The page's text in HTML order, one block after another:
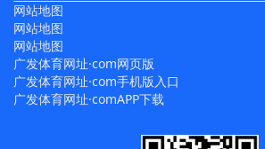
网站地图
网站地图
网站地图
广发体育网址·com网页版
广发体育网址·com手机版入口
广发体育网址·comAPP下载